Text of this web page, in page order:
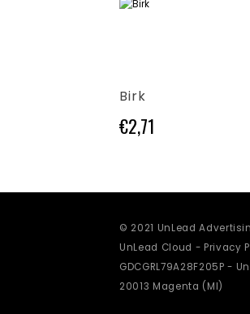
Questo prodotto ha più varianti. Le opzioni possono essere scelte nella pagina del prodotto
Birk
€2,71
© 2021 UnLead
UnLead Cloud - Privacy
GDCGRL79A28F205P -
20013 Magenta (MI)